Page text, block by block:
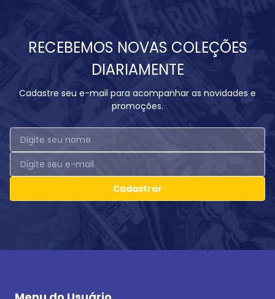
RECEBEMOS NOVAS COLEÇÕES
DIARIAMENTE
Cadastre seu e-mail para acompanhar as novidades e
promoções.
Cadastrar